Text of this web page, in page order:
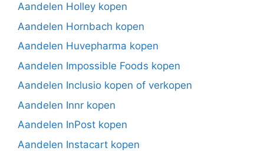
Aandelen Holley kopen
Aandelen Hornbach kopen
Aandelen Huvepharma kopen
Aandelen Impossible Foods kopen
Aandelen Inclusio kopen of verkopen
Aandelen Innr kopen
Aandelen InPost kopen
Aandelen Instacart kopen